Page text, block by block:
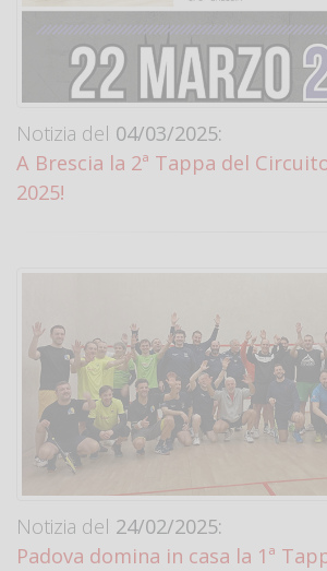
Notizia del 04/03/2025:
A Brescia la 2ª Tappa del
2025!
Notizia del 24/02/2025:
Padova domina in casa la 1ª